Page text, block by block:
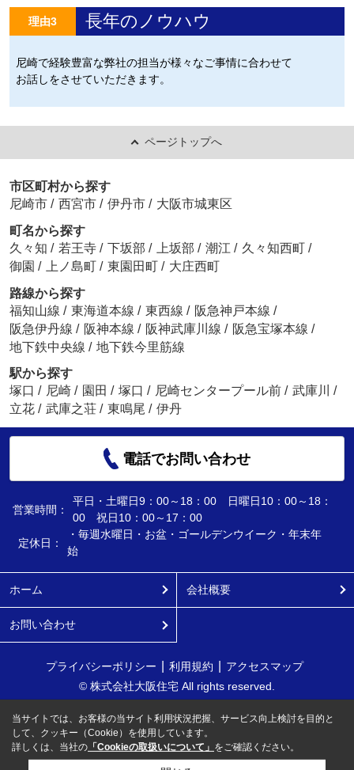
理由3 長年のノウハウ
尼崎で経験豊富な弊社の担当が様々なご事情に合わせて
お話しをさせていただきます。
ページトップへ
市区町村から探す
尼崎市 / 西宮市 / 伊丹市 / 大阪市城東区
町名から探す
久々知 / 若王寺 / 下坂部 / 上坂部 / 潮江 / 久々知西町 /
御園 / 上ノ島町 / 東園田町 / 大庄西町
路線から探す
福知山線 / 東海道本線 / 東西線 / 阪急神戸本線 /
阪急伊丹線 / 阪神本線 / 阪神武庫川線 / 阪急宝塚本線 /
地下鉄中央線 / 地下鉄今里筋線
駅から探す
塚口 / 尼崎 / 園田 / 塚口 / 尼崎センタープール前 / 武庫川 /
立花 / 武庫之荘 / 東鳴尾 / 伊丹
電話でお問い合わせ
営業時間：
平日・土曜日9：00～18：00 日曜日10：00～18：
00 祝日10：00～17：00
定休日：
・毎週水曜日・お盆・ゴールデンウイーク・年末年
始
ホーム 会社概要
お問い合わせ
プライバシーポリシー 利用規約
アクセスマップ
© 株式会社大阪住宅 All rights reserved.
当サイトでは、お客様の当サイト利用状況把握、サービス向上検討を目的と
して、クッキー（Cookie）を使用しています。
詳しくは、当社の 「Cookieの取扱いについて」 をご確認ください。